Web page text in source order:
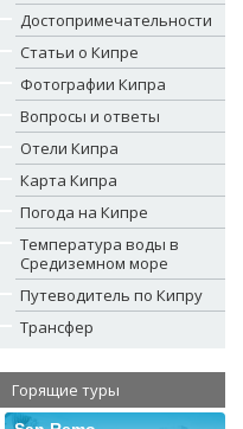
Достопримечательности
Статьи о Кипре
Фотографии Кипра
Вопросы и ответы
Отели Кипра
Карта Кипра
Погода на Кипре
Температура воды в
Средиземном море
Путеводитель по Кипру
Трансфер
Горящие туры